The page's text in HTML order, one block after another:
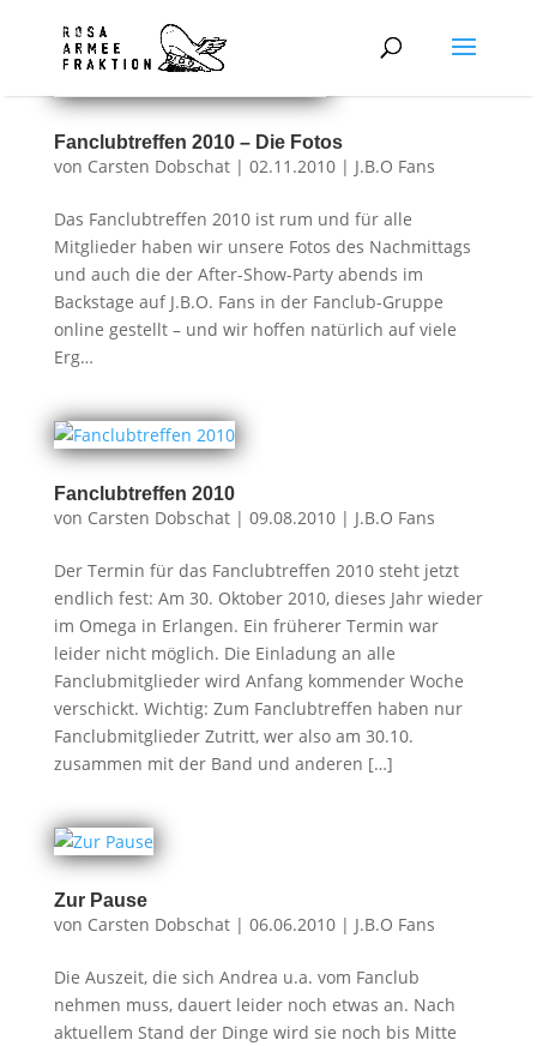
Fanclubtreffen 2010 – Die Fotos
von Carsten Dobschat| 02.11.2010| J.B.O Fans
Das Fanclubtreffen 2010 ist rum und für alle
Mitglieder haben wir unsere Fotos des Nachmittags
und auch die der After-Show-Party abends im
Backstage auf J.B.O. Fans in der Fanclub-Gruppe
online gestellt – und wir hoffen natürlich auf viele
Erg…
Fanclubtreffen 2010
von Carsten Dobschat| 09.08.2010| J.B.O Fans
Der Termin für das Fanclubtreffen 2010 steht jetzt
endlich fest: Am 30. Oktober 2010, dieses Jahr wieder
im Omega in Erlangen. Ein früherer Termin war
leider nicht möglich. Die Einladung an alle
Fanclubmitglieder wird Anfang kommender Woche
verschickt. Wichtig: Zum Fanclubtreffen haben nur
Fanclubmitglieder Zutritt, wer also am 30.10.
zusammen mit der Band und anderen […]
Zur Pause
von Carsten Dobschat| 06.06.2010| J.B.O Fans
Die Auszeit, die sich Andrea u.a. vom Fanclub
nehmen muss, dauert leider noch etwas an. Nach
aktuellem Stand der Dinge wird sie noch bis Mitte